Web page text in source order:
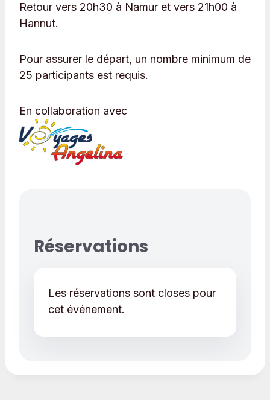
Retour vers 20h30 à Namur et vers 21h00 à
Hannut.
Pour assurer le départ, un nombre minimum de
25 participants est requis.
En collaboration avec
Réservations
Les réservations sont closes pour
cet événement.